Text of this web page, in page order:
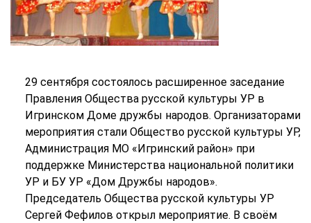
29 сентября состоялось расширенное заседание
Правления Общества русской культуры УР в
Игринском Доме дружбы народов. Организаторами
мероприятия стали Общество русской культуры УР,
Администрация МО «Игринский район» при
поддержке Министерства национальной политики
УР и БУ УР «Дом Дружбы народов».
Председатель Общества русской культуры УР
Сергей Фефилов открыл мероприятие. В своём